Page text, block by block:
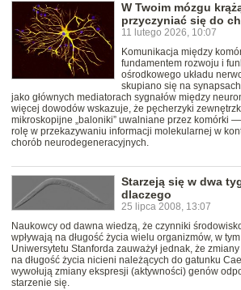
W Twoim mózgu
przyczyniać się do
11 lutego 2026, 10:07
Komunikacja między
fundamentem rozwoju i
ośrodkowego układu
skupiano się na
jako głównych mediatorach sygnałów między
więcej dowodów wskazuje, że pęcherzyki
mikroskopijne „baloniki” uwalniane przez komórki
rolę w przekazywaniu informacji molekularnej w
chorób neurodegeneracyjnych.
Starzeją się w dwa
dlaczego
25 lipca 2008, 13:07
Naukowcy od dawna wiedzą, że czynniki
wpływają na długość życia wielu organizmów, w
Uniwersytetu Stanforda zauważył jednak, że
na długość życia nicieni należących do gatunku
wywołują zmiany ekspresji (aktywności) genów
starzenie się.